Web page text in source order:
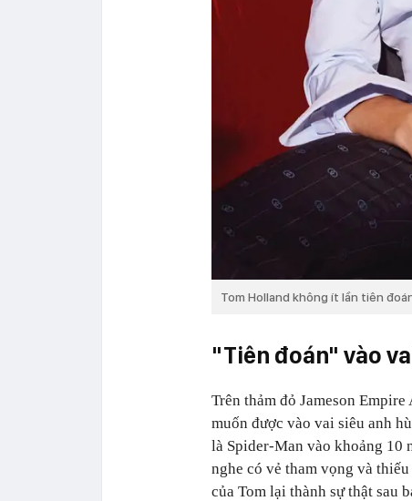
Tom Holland không ít lần tiên
"Tiên đoán" vào
Trên thảm đỏ Jameson
muốn được vào vai siêu anh
là Spider-Man vào khoảng 10
nghe có vẻ tham vọng và
của Tom lại thành sự thật sau